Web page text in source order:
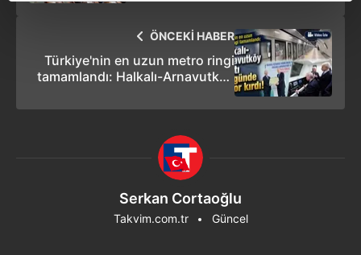
reklamların maliyetlerimizi karşılamak noktasında tek gelir
Her halükârda, kullanıcılar, bu çerezlere izin vermedikleri
takdirde, kullanıcılara hedefli reklamlar
Sizlere daha iyi bir hizmet sunabilmek için İnternet
Sitemizde kendimize ve üçüncü kişilere ait çerezler
kullanılmaktadır. Bu çerezler vasıtasıyla çeşitli kişisel
verileriniz işlenmekte olup gerekli olan çerezler bilgi
toplumu hizmetlerinin sunulması amacıyla
ÖNCEKİ HABER
Türkiye'nin en uzun metro ringi
tamamlandı: Halkalı-Arnavutköy
Serkan Cortaoğlu
Takvim.com.tr Güncel